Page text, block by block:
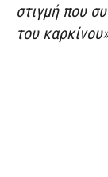
στιγμή που
του